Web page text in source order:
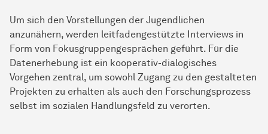
Um sich den Vorstellungen der Jugendlichen
anzunähern, werden leitfadengestützte Interviews in
Form von Fokusgruppengesprächen geführt. Für die
Datenerhebung ist ein kooperativ-dialogisches
Vorgehen zentral, um sowohl Zugang zu den gestalteten
Projekten zu erhalten als auch den Forschungsprozess
selbst im sozialen Handlungsfeld zu verorten.